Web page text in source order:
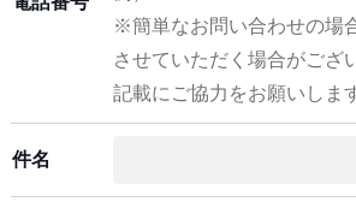
※簡単なお問い合わせの場
させていただく場合がござ
記載にご協力をお願いしま
件名